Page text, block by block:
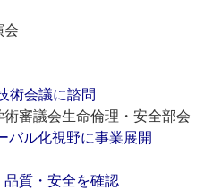
会
術会議に諮問
審議会生命倫理・安全部会
バル化視野に事業展開
質・安全を確認